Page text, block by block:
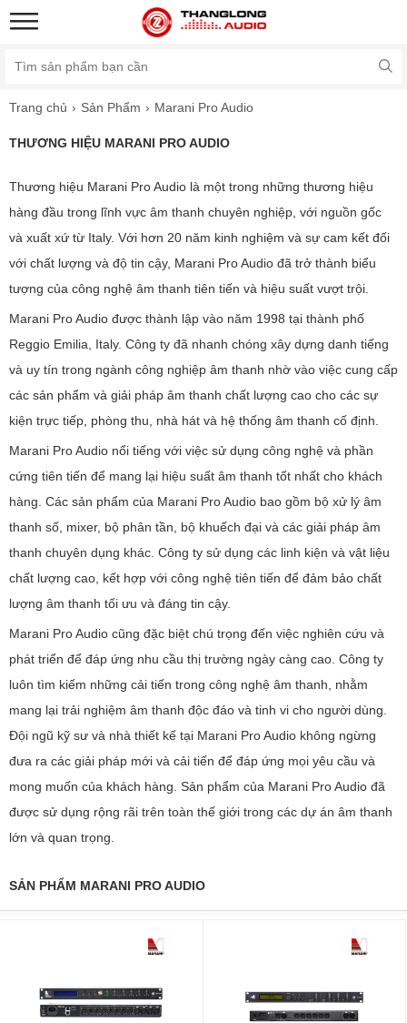
Trang chủ Sản Phẩm Marani Pro Audio
THƯƠNG HIỆU MARANI PRO AUDIO
Thương hiệu Marani Pro Audio là một trong những thương hiệu
hàng đầu trong lĩnh vực âm thanh chuyên nghiệp, với nguồn gốc
và xuất xứ từ Italy. Với hơn 20 năm kinh nghiệm và sự cam kết đối
với chất lượng và độ tin cậy, Marani Pro Audio đã trở thành biểu
tượng của công nghệ âm thanh tiên tiến và hiệu suất vượt trội.
Marani Pro Audio được thành lập vào năm 1998 tại thành phố
Reggio Emilia, Italy. Công ty đã nhanh chóng xây dựng danh tiếng
và uy tín trong ngành công nghiệp âm thanh nhờ vào việc cung cấp
các sản phẩm và giải pháp âm thanh chất lượng cao cho các sự
kiện trực tiếp, phòng thu, nhà hát và hệ thống âm thanh cố định.
Marani Pro Audio nổi tiếng với việc sử dụng công nghệ và phần
cứng tiên tiến để mang lại hiệu suất âm thanh tốt nhất cho khách
hàng. Các sản phẩm của Marani Pro Audio bao gồm bộ xử lý âm
thanh số, mixer, bộ phân tần, bộ khuếch đại và các giải pháp âm
thanh chuyên dụng khác. Công ty sử dụng các linh kiện và vật liệu
chất lượng cao, kết hợp với công nghệ tiên tiến để đảm bảo chất
lượng âm thanh tối ưu và đáng tin cậy.
Marani Pro Audio cũng đặc biệt chú trọng đến việc nghiên cứu và
phát triển để đáp ứng nhu cầu thị trường ngày càng cao. Công ty
luôn tìm kiếm những cải tiến trong công nghệ âm thanh, nhằm
mang lại trải nghiệm âm thanh độc đáo và tinh vi cho người dùng.
Đội ngũ kỹ sư và nhà thiết kế tại Marani Pro Audio không ngừng
đưa ra các giải pháp mới và cải tiến để đáp ứng mọi yêu cầu và
mong muốn của khách hàng. Sản phẩm của Marani Pro Audio đã
được sử dụng rộng rãi trên toàn thế giới trong các dự án âm thanh
lớn và quan trọng.
SẢN PHẨM MARANI PRO AUDIO